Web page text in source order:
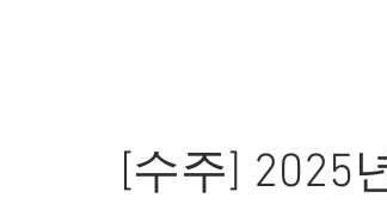
[수주] 2025